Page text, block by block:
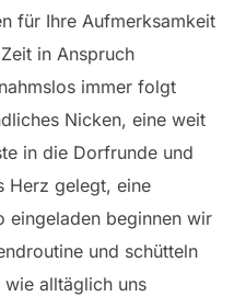
für Ihre Aufmerksamkeit
in Anspruch
immer folgt
Nicken, eine weit
in die Dorfrunde und
Herz gelegt, eine
eingeladen beginnen wir
und schütteln
alltäglich uns